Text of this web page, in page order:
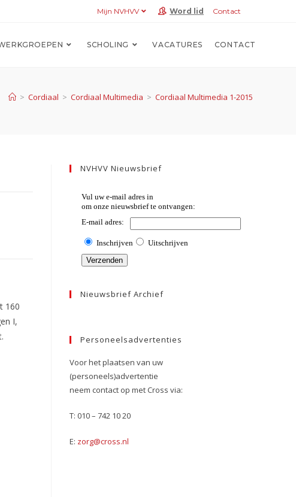
Mijn NVHVV Word lid Contact
SCHOLING VACATURES CONTACT
> Cordiaal > Cordiaal Multimedia > Cordiaal Multimedia 1-2015
160
I,
NVHVV Nieuwsbrief
Nieuwsbrief Archief
Personeelsadvertenties
Voor het plaatsen van uw
(personeels)advertentie
neem contact op met Cross via:
T: 010 – 742 10 20
E: zorg@cross.nl